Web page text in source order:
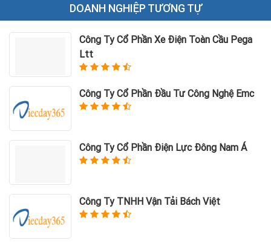
DOANH NGHIỆP TƯƠNG TỰ
Công Ty Cổ Phần Xe Điện Toàn Cầu Pega
Ltt
Công Ty Cổ Phần Đầu Tư Công Nghệ Emc
Công Ty Cổ Phần Điện Lực Đông Nam Á
Công Ty TNHH Vận Tải Bách Việt